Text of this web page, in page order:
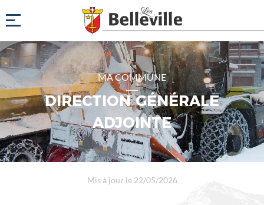
MA COMMUNE
DIRECTION GÉNÉRALE
ADJOINTE
Mis à jour le 22/05/2026